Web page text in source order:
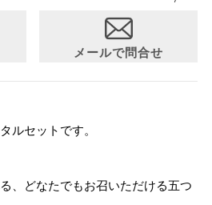
メールで問合せ
ルセットです。
、どなたでもお召いただける五つ